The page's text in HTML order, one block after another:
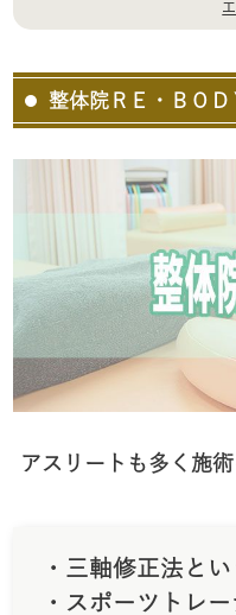
整体院ＲＥ・ＢＯＤ
アスリートも多く施
・三軸修正法と
・スポーツトレ